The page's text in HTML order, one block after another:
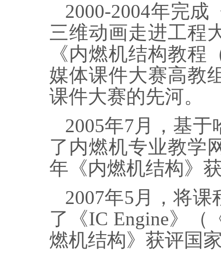
2000-2004年完成
三维动画走进工程
《内燃机结构教
媒体课件大赛高教
课件大赛的先河。
2005年7月，基于
了内燃机专业教学
年《内燃机结构》
2007年5 月，将课
了《IC Engine》（
燃机结构》获评国